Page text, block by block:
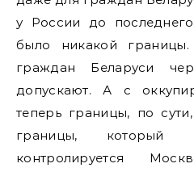
у России до
было никакой
граждан Беларуси
допускают. А с
теперь границы, по
границы,
контролируется